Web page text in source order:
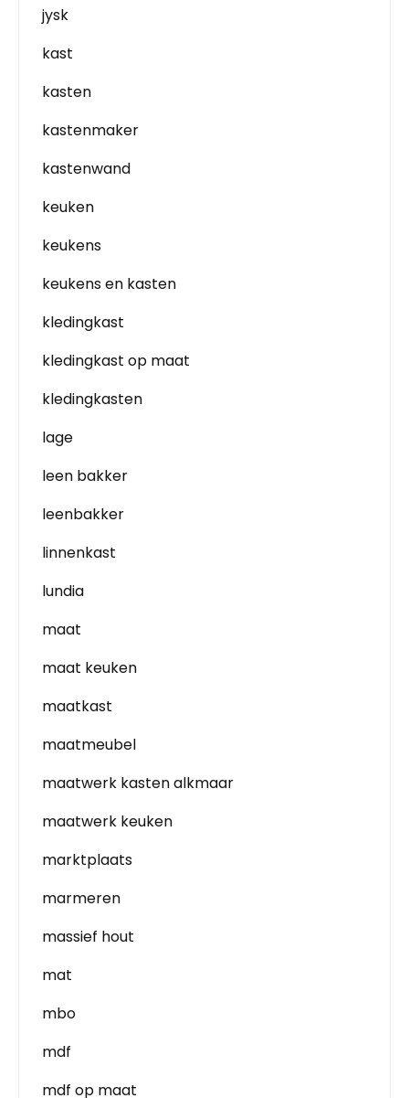
jysk
kast
kasten
kastenmaker
kastenwand
keuken
keukens
keukens en kasten
kledingkast
kledingkast op maat
kledingkasten
lage
leen bakker
leenbakker
linnenkast
lundia
maat
maat keuken
maatkast
maatmeubel
maatwerk kasten alkmaar
maatwerk keuken
marktplaats
marmeren
massief hout
mat
mbo
mdf
mdf op maat